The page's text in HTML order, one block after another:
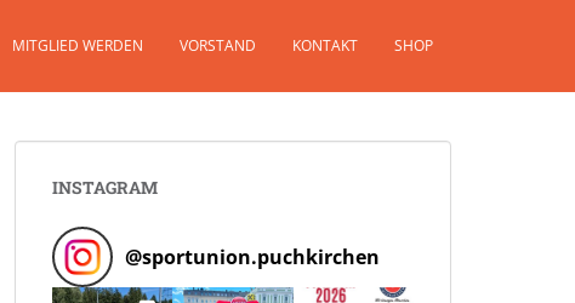
MITGLIED WERDEN VORSTAND KONTAKT SHOP
INSTAGRAM
@sportunion.puchkirchen